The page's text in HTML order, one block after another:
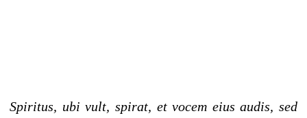
Spiritus, ubi vult, spirat, et vocem eius audis, sed